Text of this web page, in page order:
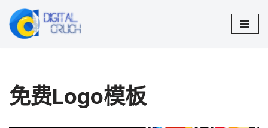
跳
免费Logo模板